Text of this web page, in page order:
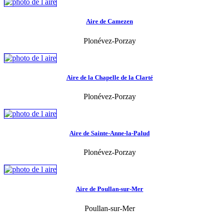
Aire de Camezen
Plonévez-Porzay
Aire de la Chapelle de la Clarté
Plonévez-Porzay
Aire de Sainte-Anne-la-Palud
Plonévez-Porzay
Aire de Poullan-sur-Mer
Poullan-sur-Mer